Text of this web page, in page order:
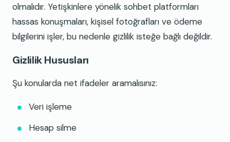
olmalıdır. Yetişkinlere yönelik sohbet platformları
hassas konuşmaları, kişisel fotoğrafları ve ödeme
bilgilerini işler, bu nedenle gizlilik isteğe bağlı değildir.
Gizlilik Hususları
Şu konularda net ifadeler aramalısınız:
Veri işleme
Hesap silme